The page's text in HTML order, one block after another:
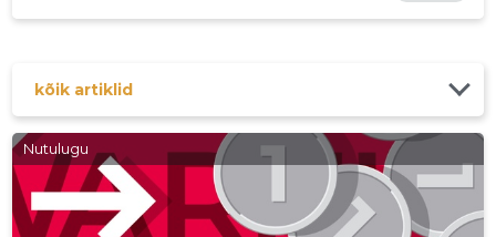
kõik artiklid
Nutulugu